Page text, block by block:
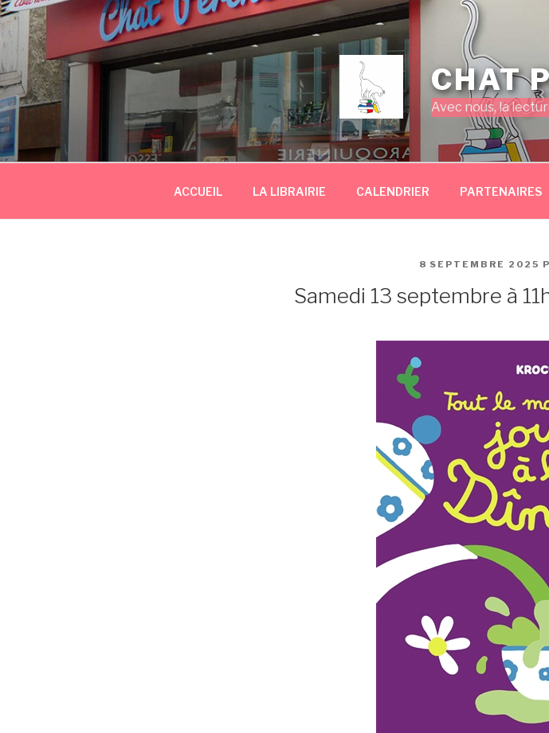
Aller
au
contenu
principal
CHAT
Avec nous, la
ACCUEIL LA LIBRAIRIE CALENDRIER PARTENAIRES
PUBLIÉ
8 SEPTEMBRE 2025
Samedi 13 septembre à